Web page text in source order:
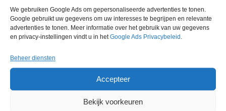
We gebruiken Google Ads om gepersonaliseerde advertenties te tonen.
Google gebruikt uw gegevens om uw interesses te begrijpen en relevante
advertenties te tonen. Meer informatie over het gebruik van uw gegevens
en privacy-instellingen vindt u in hetGoogle Ads Privacybeleid .
Beheer diensten
Accepteer
Bekijk voorkeuren
Via bemiddeling